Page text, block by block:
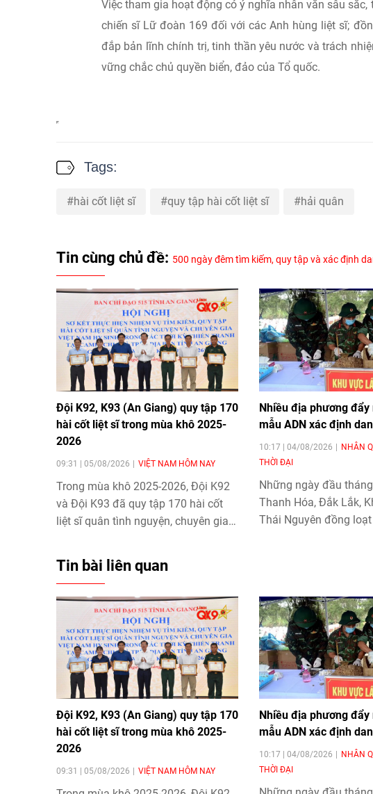
Việc tham gia hoạt động có ý nghĩa nhân văn sâu
chiến sĩ Lữ đoàn 169 đối với các Anh hùng liệt sĩ;
đắp bản lĩnh chính trị, tinh thần yêu nước và trách
vững chắc chủ quyền biển, đảo của Tổ quốc.
Tags:
hài cốt liệt sĩ quy tập hài cốt liệt sĩ hải quân
Tin cùng chủ đề: 500 ngày đêm tìm kiếm, quy tập và xác định
Đội K92, K93 (An Giang) quy tập 170
hài cốt liệt sĩ trong mùa khô 2025-
2026
09:31 | 05/08/2026 VIỆT NAM HÔM NAY
Trong mùa khô 2025-2026, Đội K92
và Đội K93 đã quy tập 170 hài cốt
liệt sĩ quân tình nguyện, chuyên gia
một hài cốt được xác định danh tính
Nhiều địa phương đẩy
mẫu ADN xác định
10:17 | 04/08/2026
NHÂN
THỜI ĐẠI
Những ngày đầu
Thanh Hóa, Đắk Lắk,
Thái Nguyên đồng
phục vụ việc xác định
sĩ.
Tin bài liên quan
Đội K92, K93 (An Giang) quy tập 170
hài cốt liệt sĩ trong mùa khô 2025-
2026
09:31 | 05/08/2026 VIỆT NAM HÔM NAY
Nhiều địa phương đẩy
mẫu ADN xác định
10:17 | 04/08/2026
NHÂN
THỜI ĐẠI